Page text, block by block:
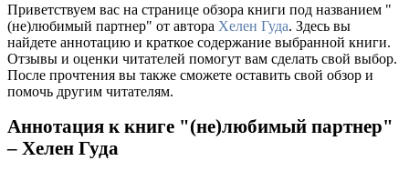
Приветствуем вас на странице обзора книги под названием "
(не)любимый партнер" от автора Хелен Гуда. Здесь вы
найдете аннотацию и краткое содержание выбранной книги.
Отзывы и оценки читателей помогут вам сделать свой выбор.
После прочтения вы также сможете оставить свой обзор и
помочь другим читателям.
Аннотация к книге "(не)любимый партнер"
– Хелен Гуда